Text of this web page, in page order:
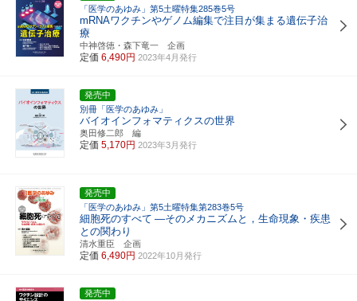
「医学のあゆみ」第5土曜特集285巻5号
mRNAワクチンやゲノム編集で注目が集まる遺伝子治
療
中神啓徳・森下竜一 企画
定価 6,490円 2023年4月発行
発売中
別冊「医学のあゆみ」
バイオインフォマティクスの世界
奥田修二郎 編
定価 5,170円 2023年3月発行
発売中
「医学のあゆみ」第5土曜特集第283巻5号
細胞死のすべて ―そのメカニズムと，生命現象・疾患
との関わり
清水重臣 企画
定価 6,490円 2022年10月発行
発売中